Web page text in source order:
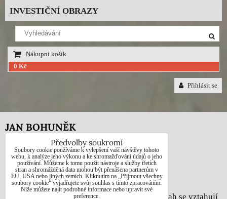
INVESTIČNÍ OBRAZY
Nákupní košík
0 Kč
Přihlásit se
JAN BOHUNĚK
Telefon: +420725021832
e-mail: 1jab@seznam.cz
web: www.prodej-obrazy.eu
© Jan Bohuněk - Na všechny fotografie a obsah se vztahují
Předvolby soukromí
Soubory cookie používáme k vylepšení vaší návštěvy tohoto
webu, k analýze jeho výkonu a ke shromažďování údajů o jeho
používání. Můžeme k tomu použít nástroje a služby třetích
stran a shromážděná data mohou být přenášena partnerům v
EU, USA nebo jiných zemích. Kliknutím na „Přijmout všechny
soubory cookie“ vyjadřujete svůj souhlas s tímto zpracováním.
Níže můžete najít podrobné informace nebo upravit své
preference.